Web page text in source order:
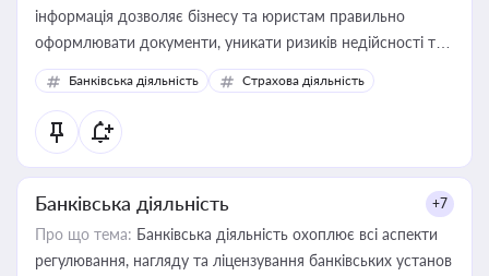
інформація дозволяє бізнесу та юристам правильно
оформлювати документи, уникати ризиків недійсності та
забезпечувати їх належне прийняття органами влади та
контрагентами
Банківська діяльність Страхова діяльність
Банківська діяльність +7
Про що тема: Банківська діяльність охоплює всі аспекти
регулювання, нагляду та ліцензування банківських установ